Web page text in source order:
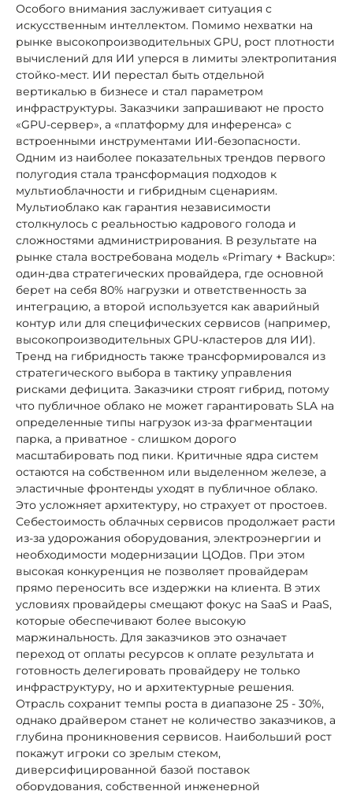
Особого внимания заслуживает ситуация с
искусственным интеллектом. Помимо нехватки на
рынке высокопроизводительных GPU, рост плотности
вычислений для ИИ уперся в лимиты электропитания
стойко-мест. ИИ перестал быть отдельной
вертикалью в бизнесе и стал параметром
инфраструктуры. Заказчики запрашивают не просто
«GPU-сервер», а «платформу для инференса» с
встроенными инструментами ИИ-безопасности.
Одним из наиболее показательных трендов первого
полугодия стала трансформация подходов к
мультиоблачности и гибридным сценариям.
Мультиоблако как гарантия независимости
столкнулось с реальностью кадрового голода и
сложностями администрирования. В результате на
рынке стала востребована модель «Primary + Backup»:
один-два стратегических провайдера, где основной
берет на себя 80% нагрузки и ответственность за
интеграцию, а второй используется как аварийный
контур или для специфических сервисов (например,
высокопроизводительных GPU-кластеров для ИИ).
Тренд на гибридность также трансформировался из
стратегического выбора в тактику управления
рисками дефицита. Заказчики строят гибрид, потому
что публичное облако не может гарантировать SLA на
определенные типы нагрузок из-за фрагментации
парка, а приватное - слишком дорого
масштабировать под пики. Критичные ядра систем
остаются на собственном или выделенном железе, а
эластичные фронтенды уходят в публичное облако.
Это усложняет архитектуру, но страхует от простоев.
Себестоимость облачных сервисов продолжает расти
из-за удорожания оборудования, электроэнергии и
необходимости модернизации ЦОДов. При этом
высокая конкуренция не позволяет провайдерам
прямо переносить все издержки на клиента. В этих
условиях провайдеры смещают фокус на SaaS и PaaS,
которые обеспечивают более высокую
маржинальность. Для заказчиков это означает
переход от оплаты ресурсов к оплате результата и
готовность делегировать провайдеру не только
инфраструктуру, но и архитектурные решения.
Отрасль сохранит темпы роста в диапазоне 25 - 30%,
однако драйвером станет не количество заказчиков, а
глубина проникновения сервисов. Наибольший рост
покажут игроки со зрелым стеком,
диверсифицированной базой поставок
оборудования, собственной инженерной